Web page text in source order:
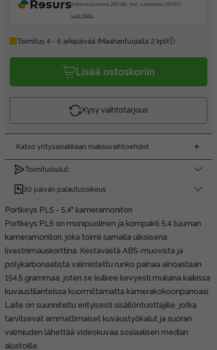
Kokonaissumma 280.6€, tod. vuosikorko 29.95%.
Lue lisää
Toimitus 4 - 6 arkipäivää (Maahantuojalla 2 kpl)
Lisää ostoskoriin
Kysy vaihtotarjous
Katso yritysasiakkaan maksuvaihtoehdot
Toimituskulut:
30 päivän palautusoikeus
Portkeys PL5 - 5,4" kameramonitori
Portkeys PL5 on monipuolinen ja kompakti 5,4 tuuman
kameramonitori, joka toimii samalla ulkoisena
livestriimauskorttina. Kestävästä ABS-muovista ja
polykarbonaatista valmistettu runko painaa ainoastaan
154,5 grammaa, joten se kulkee kevyesti mukana kaikissa
kuvaustilanteissa kuormittamatta kamerakokoonpanoasi.
Laite on suunniteltu erityisesti sisällöntuottajille, jotka
tarvitsevat ammattimaiset kuvaustyökalut ja suoran
valmiuden lähettää videokuvaa sosiaalisen median
alustoille.